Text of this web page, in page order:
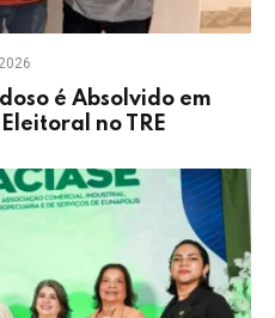
é Absolvido em
no TRE